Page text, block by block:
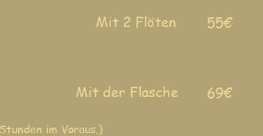
Mit 2 Flöten
Mit der Flasche
55€
69€
im Voraus.)